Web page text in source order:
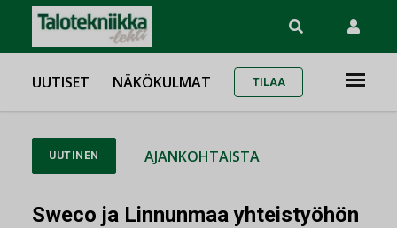
UUTISET NÄKÖKULMAT TILAA
UUTINEN AJANKOHTAISTA
Sweco ja Linnunmaa yhteistyöhön